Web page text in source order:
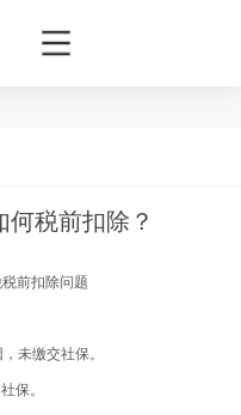
专家！
税前扣除？
前扣除问题
未缴交社保。
保。